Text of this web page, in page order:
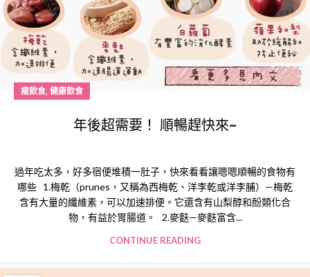
瘦飲食, 健康飲食
年後超需要！ 順暢趕快來~
過年吃太多，好多宿便堆積一肚子，快來看看讓嗯嗯順暢的食物有
哪些 1.梅乾（prunes，又稱為西梅乾、洋李乾或洋李脯）—梅乾
含有大量的纖維素，可以加速排便。它還含有山梨醇和酚類化合
物，有益於胃腸道。 2.麥麩—麥麩富含...
CONTINUE READING